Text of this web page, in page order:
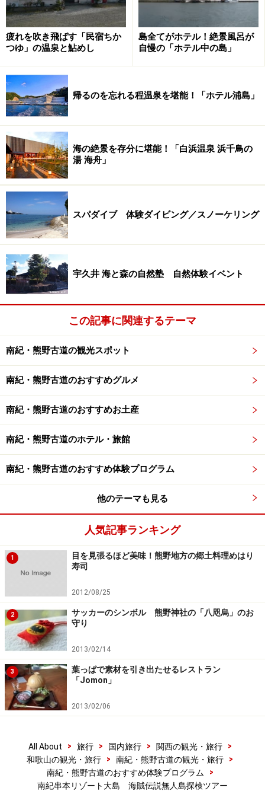
疲れを吹き飛ばす「民宿ちか
つゆ」の温泉と鮎めし
島全てがホテル！絶景風呂が
自慢の「ホテル中の島」
帰るのを忘れる程温泉を堪能！「ホテル浦島」
海の絶景を存分に堪能！「白浜温泉 浜千鳥の
湯 海舟」
スパダイブ 体験ダイビング／スノーケリング
宇久井 海と森の自然塾 自然体験イベント
この記事に関連するテーマ
南紀・熊野古道の観光スポット
南紀・熊野古道のおすすめグルメ
南紀・熊野古道のおすすめお土産
南紀・熊野古道のホテル・旅館
南紀・熊野古道のおすすめ体験プログラム
他のテーマも見る
人気記事ランキング
1
目を見張るほど美味！熊野地方の郷土料理めはり
寿司
2012/08/25
2
サッカーのシンボル 熊野神社の「八咫烏」のお
守り
2013/02/14
3
葉っぱで素材を引き出たせるレストラン
「Jomon」
2013/02/06
All About > 旅行 > 国内旅行 > 関西の観光・旅行
>
和歌山の観光・旅行
> 南紀・熊野古道の観光・旅行
>
南紀・熊野古道のおすすめ体験プログラム
>
南紀串本リゾート大島 海賊伝説無人島探検ツアー